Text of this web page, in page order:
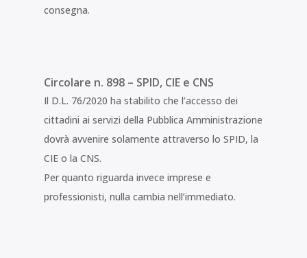
consegna.
Circolare n. 898 – SPID, CIE e CNS
Il D.L. 76/2020 ha stabilito che l’accesso dei
cittadini ai servizi della Pubblica Amministrazione
dovrà avvenire solamente attraverso lo SPID, la
CIE o la CNS.
Per quanto riguarda invece imprese e
professionisti, nulla cambia nell’immediato.